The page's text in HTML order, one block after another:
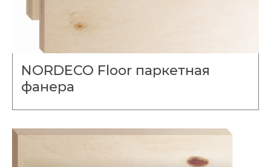
NORDECO Floor паркетная
фанера